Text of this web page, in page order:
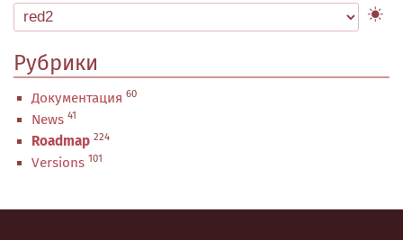
Рубрики
Документация 60
News 41
Roadmap 224
Versions 101